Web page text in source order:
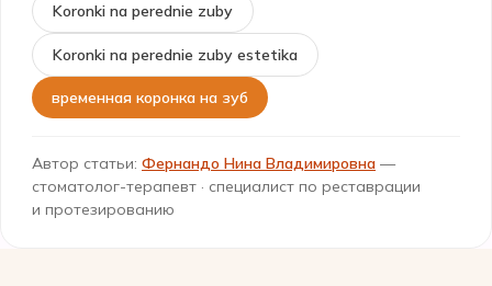
Koronki na perednie zuby
Koronki na perednie zuby estetika
временная коронка на зуб
Автор статьи: Фернандо Нина Владимировна —
стоматолог-терапевт · специалист по реставрации
и протезированию